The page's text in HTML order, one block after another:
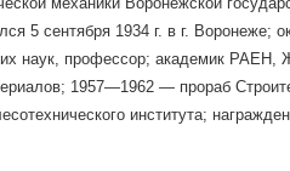
5 сентября 1934 г. в г. Воронеже;
наук, профессор; академик
1957—1962 — прораб
института;